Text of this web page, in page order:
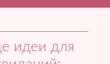
идеи для